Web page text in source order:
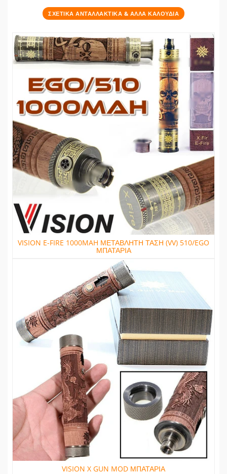
ΣΧΕΤΙΚΑ ΑΝΤΑΛΛΑΚΤΙΚΑ & ΑΛΛΑ ΚΑΛΟΥΔΙΑ
VISION E-FIRE 1000MAH ΜΕΤΑΒΛΗΤΗ ΤΑΣΗ (VV) 510/EGO
ΜΠΑΤΑΡΙΑ
VISION X GUN MOD ΜΠΑΤΑΡΙΑ